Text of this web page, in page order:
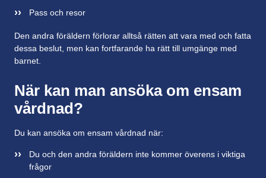
Pass och resor
Den andra föräldern förlorar alltså rätten att vara med och fatta
dessa beslut, men kan fortfarande ha rätt till umgänge med
barnet.
När kan man ansöka om ensam
vårdnad?
Du kan ansöka om ensam vårdnad när:
Du och den andra föräldern inte kommer överens i viktiga
frågor